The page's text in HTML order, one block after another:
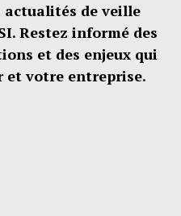
actualités de veille
Restez informé des
et des enjeux qui
votre entreprise.